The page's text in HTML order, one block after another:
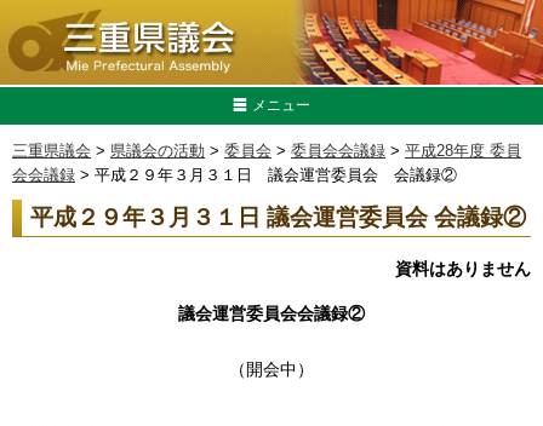
メニュー
三重県議会 > 県議会の活動 > 委員会 > 委員会会議録 > 平成28年度 委員
会会議録 > 平成２９年３月３１日 議会運営委員会 会議録②
平成２９年３月３１日 議会運営委員会 会議録②
資料はありません
議会運営委員会会議録②
（開会中）